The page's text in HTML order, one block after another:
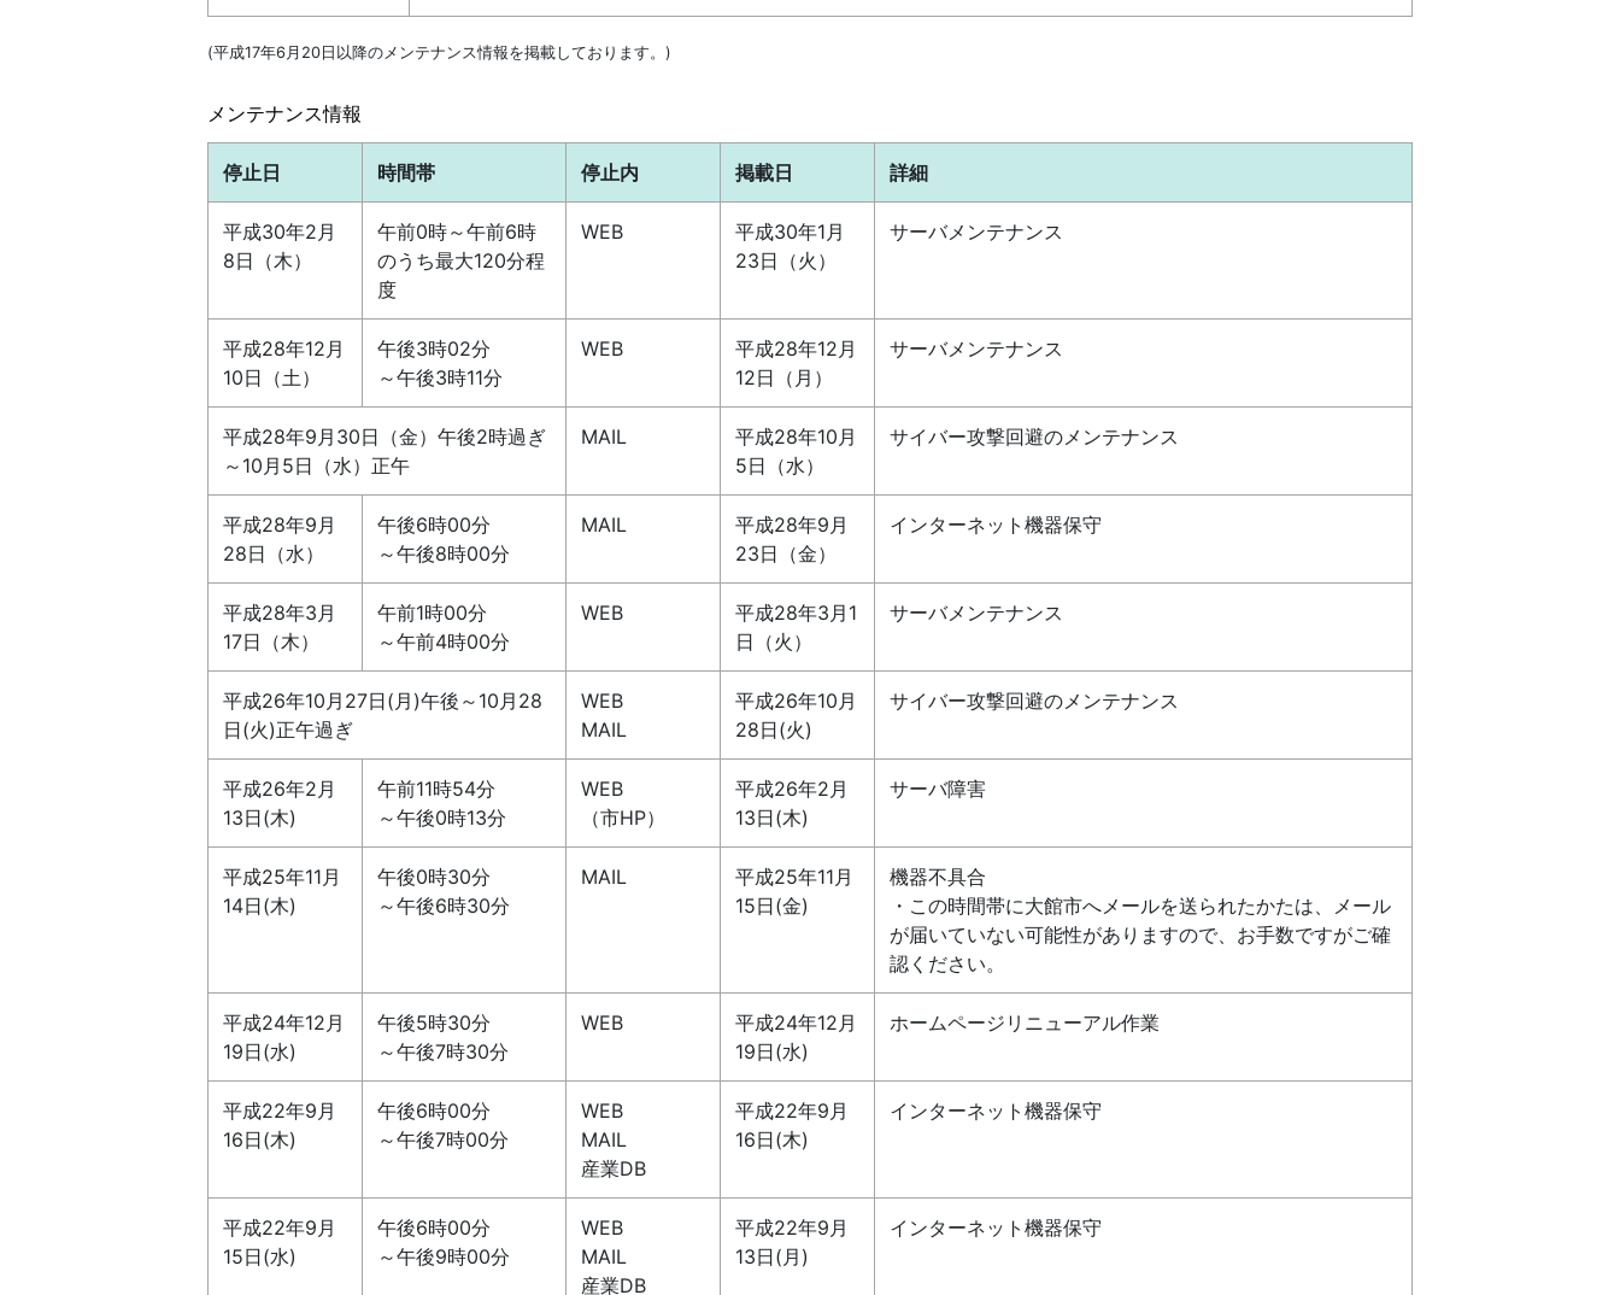
(平成17年6月20日以降のメンテナンス情報を掲載しております。)
メンテナンス情報
停止日 時間帯 停止内 掲載日 詳細
平成30年2月
8日（木）
午前0時～午前6時
のうち最大120分程
度
WEB
平成30年1月
23日（火）
サーバメンテナンス
平成28年12月
10日（土）
午後3時02分
～午後3時11分
WEB
平成28年12月
12日（月）
サーバメンテナンス
平成28年9月30日（金）午後2時過ぎ
～10月5日（水）正午
MAIL
平成28年10月
5日（水）
サイバー攻撃回避のメンテナンス
平成28年9月
28日（水）
午後6時00分
～午後8時00分
MAIL
平成28年9月
23日（金）
インターネット機器保守
平成28年3月
17日（木）
午前1時00分
～午前4時00分
WEB
平成28年3月1
日（火）
サーバメンテナンス
平成26年10月27日(月)午後～10月28
日(火)正午過ぎ
WEB
MAIL
平成26年10月
28日(火)
サイバー攻撃回避のメンテナンス
平成26年2月
13日(木)
午前11時54分
～午後0時13分
WEB
（市HP）
平成26年2月
13日(木)
サーバ障害
平成25年11月
14日(木)
午後0時30分
～午後6時30分
MAIL
平成25年11月
15日(金)
機器不具合
・この時間帯に大館市へメールを送られたかたは、メール
が届いていない可能性がありますので、お手数ですがご確
認ください。
平成24年12月
19日(水)
午後5時30分
～午後7時30分
WEB
平成24年12月
19日(水)
ホームページリニューアル作業
平成22年9月
16日(木)
午後6時00分
～午後7時00分
WEB
MAIL
産業DB
平成22年9月
16日(木)
インターネット機器保守
平成22年9月
15日(水)
午後6時00分
～午後9時00分
WEB
MAIL
産業DB
平成22年9月
13日(月)
インターネット機器保守